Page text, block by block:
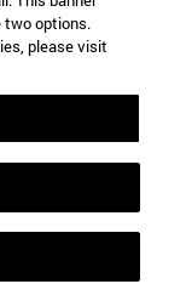
cien
de su
clásico.
two options.
please visit